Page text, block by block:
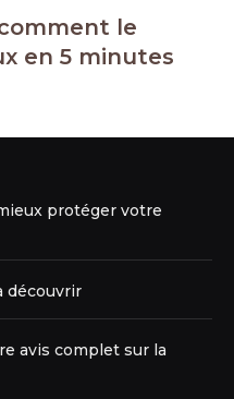
le
en 5 minutes
protéger votre
découvrir
avis complet sur la